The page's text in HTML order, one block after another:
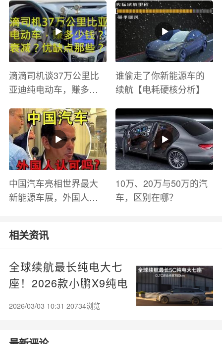
滴滴司机谈37万公里比
亚迪纯电动车，赚多少
有哪些？
谁偷走了你新能源车的
续航【电耗硬核分析】
中国汽车亮相世界最大
新能源车展，外国人怎
10万、20万与50万的汽
车，区别在哪？
相关资讯
全球续航最长纯电大七
座！2026款小鹏X9纯电
版上市：30.98万起
2026/03/03 10:31 20734浏览